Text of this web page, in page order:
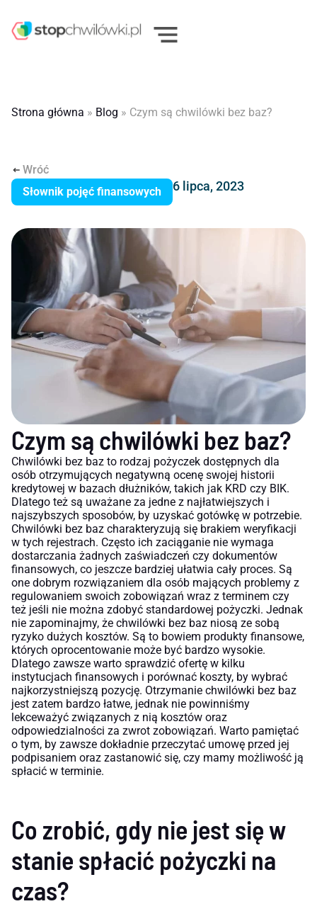
Strona główna » Blog » Czym są chwilówki bez baz?
Wróć
Słownik pojęć finansowych
6 lipca, 2023
Czym są chwilówki bez baz?
Chwilówki bez baz to rodzaj pożyczek dostępnych dla
osób otrzymujących negatywną ocenę swojej historii
kredytowej w bazach dłużników, takich jak KRD czy BIK.
Dlatego też są uważane za jedne z najłatwiejszych i
najszybszych sposobów, by uzyskać gotówkę w potrzebie.
Chwilówki bez baz charakteryzują się brakiem weryfikacji
w tych rejestrach. Często ich zaciąganie nie wymaga
dostarczania żadnych zaświadczeń czy dokumentów
finansowych, co jeszcze bardziej ułatwia cały proces. Są
one dobrym rozwiązaniem dla osób mających problemy z
regulowaniem swoich zobowiązań wraz z terminem czy
też jeśli nie można zdobyć standardowej pożyczki. Jednak
nie zapominajmy, że chwilówki bez baz niosą ze sobą
ryzyko dużych kosztów. Są to bowiem produkty finansowe,
których oprocentowanie może być bardzo wysokie.
Dlatego zawsze warto sprawdzić ofertę w kilku
instytucjach finansowych i porównać koszty, by wybrać
najkorzystniejszą pozycję. Otrzymanie chwilówki bez baz
jest zatem bardzo łatwe, jednak nie powinniśmy
lekceważyć związanych z nią kosztów oraz
odpowiedzialności za zwrot zobowiązań. Warto pamiętać
o tym, by zawsze dokładnie przeczytać umowę przed jej
podpisaniem oraz zastanowić się, czy mamy możliwość ją
spłacić w terminie.
Co zrobić, gdy nie jest się w
stanie spłacić pożyczki na
czas?